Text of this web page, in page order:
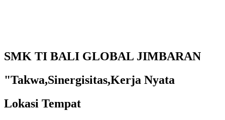
SMK TI BALI GLOBAL JIMBARAN
"Takwa,Sinergisitas,Kerja Nyata
Lokasi Tempat